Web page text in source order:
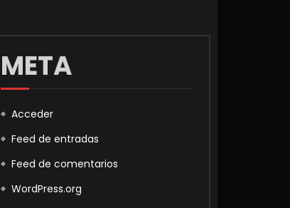
META
Acceder
Feed de entradas
Feed de comentarios
WordPress.org